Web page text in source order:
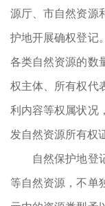
源厅、市自然资源
护地开展确权登记
各类自然资源的数
权主体、所有权代
利内容等权属状况
发自然资源所有权
自然保护地登记
等自然资源，不单